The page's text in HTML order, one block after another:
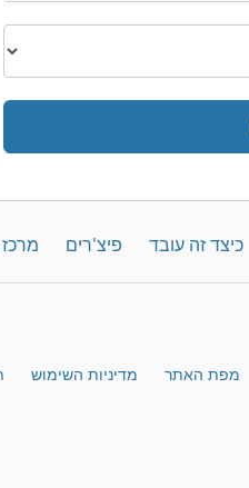
כיצד זה עובד פיצ'רים
מפת האתר מדיניות השימוש